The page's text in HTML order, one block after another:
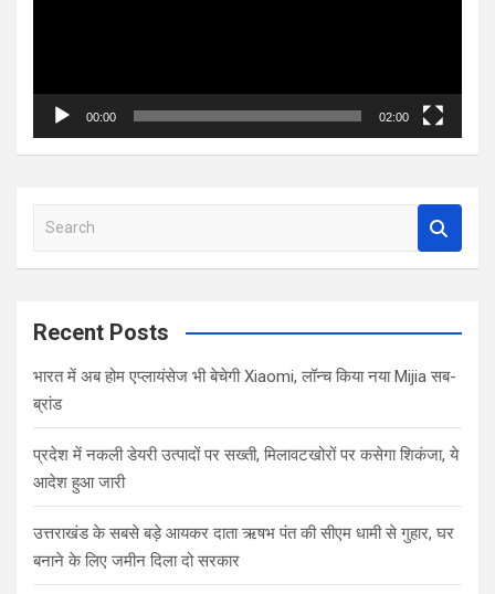
00:00 02:00
a
c
Recent Posts
भारत में अब होम एप्लायंसेज भी बेचेगी Xiaomi, लॉन्च किया नया Mijia सब-
ब्रांड
प्रदेश में नकली डेयरी उत्पादों पर सख्ती, मिलावटखोरों पर कसेगा शिकंजा, ये
आदेश हुआ जारी
उत्तराखंड के सबसे बड़े आयकर दाता ऋषभ पंत की सीएम धामी से गुहार, घर
बनाने के लिए जमीन दिला दो सरकार